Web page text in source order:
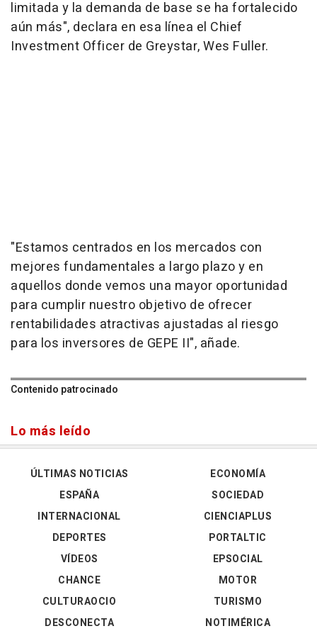
limitada y la demanda de base se ha fortalecido
aún más", declara en esa línea el Chief
Investment Officer de Greystar, Wes Fuller.
"Estamos centrados en los mercados con
mejores fundamentales a largo plazo y en
aquellos donde vemos una mayor oportunidad
para cumplir nuestro objetivo de ofrecer
rentabilidades atractivas ajustadas al riesgo
para los inversores de GEPE II", añade.
Contenido patrocinado
Lo más leído
ÚLTIMAS NOTICIAS
ESPAÑA
INTERNACIONAL
DEPORTES
VÍDEOS
ECONOMÍA
SOCIEDAD
CIENCIAPLUS
PORTALTIC
EPSOCIAL
CHANCE
CULTURAOCIO
DESCONECTA
MOTOR
TURISMO
NOTIMÉRICA